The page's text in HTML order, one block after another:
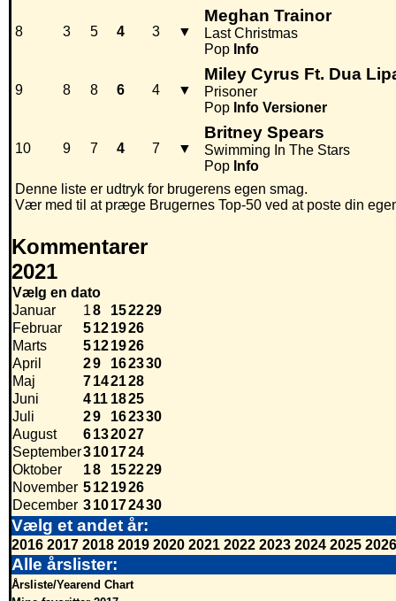
8 3 5 4 3 ▼
Meghan Trainor
Last Christmas
Pop Info
9 8 8 6 4 ▼
Miley Cyrus Ft. Dua
Prisoner
Pop Info Versioner
10 9 7 4 7 ▼
Britney Spears
Swimming In The Stars
Pop Info
Denne liste er udtryk for brugerens egen smag.
Vær med til at præge Brugernes Top-50 ved at poste din
Kommentarer
2021
Vælg en dato
Januar
18 152229
Februar
5121926
Marts
5121926
April
29 162330
Maj
7142128
Juni
411 1825
Juli
29 162330
August
6132027
September3101724
Oktober
18 152229
November 5121926
December 310172430
Vælg et andet år:
2016 2017 2018 2019 2020 2021 2022 2023 2024 2025 2026
Alle årslister:
Årsliste/Yearend Chart